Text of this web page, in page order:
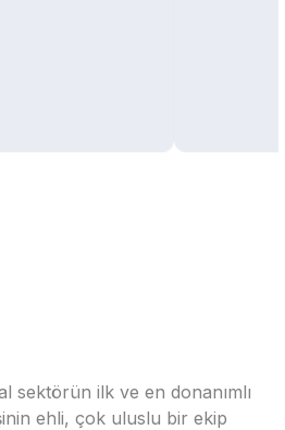
sektörün ilk ve en donanımlı
ehli, çok uluslu bir ekip